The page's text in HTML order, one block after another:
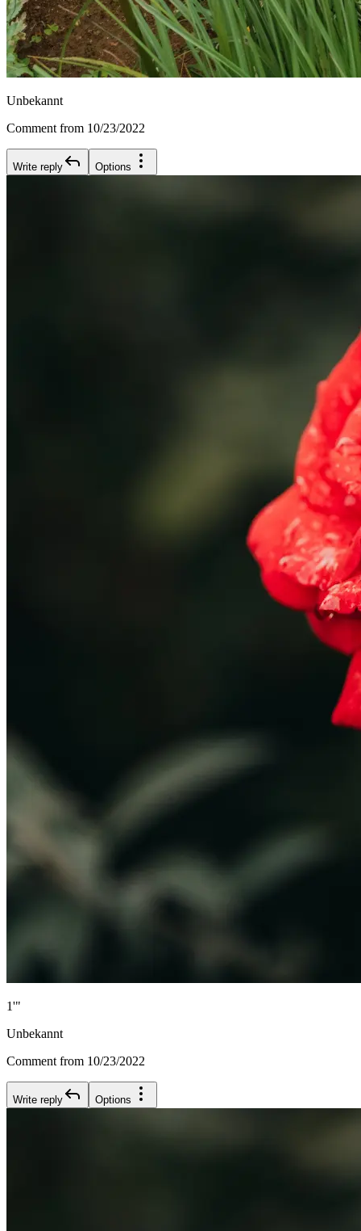
Unbekannt
Comment from 10/23/2022
Write reply Options
1'"
Unbekannt
Comment from 10/23/2022
Write reply Options